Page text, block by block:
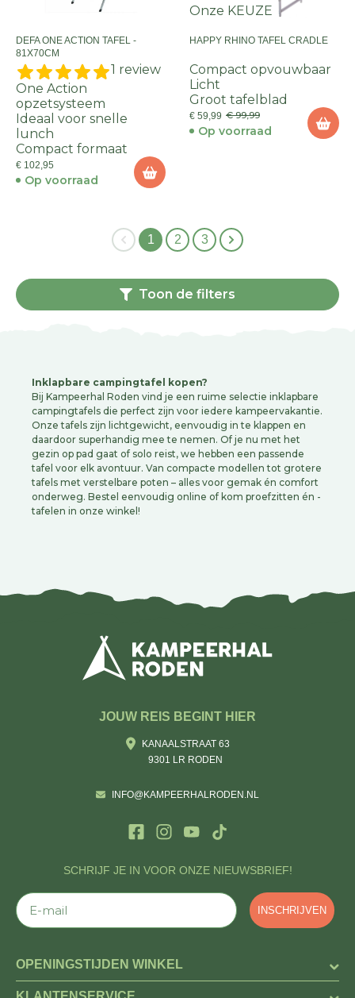
DEFA ONE ACTION TAFEL -
81X70CM
1 review
One Action
opzetsysteem
Ideaal voor snelle
lunch
Compact formaat
€ 102,95
Op voorraad
Onze KEUZE
HAPPY RHINO TAFEL CRADLE
Compact opvouwbaar
Licht
Groot tafelblad
€ 59,99 € 99,99
Op voorraad
1 2 3
Toon de filters
Inklapbare campingtafel kopen?
Bij Kampeerhal Roden vind je een ruime selectie inklapbare
campingtafels die perfect zijn voor iedere kampeervakantie.
Onze tafels zijn lichtgewicht, eenvoudig in te klappen en
daardoor superhandig mee te nemen. Of je nu met het
gezin op pad gaat of solo reist, we hebben een passende
tafel voor elk avontuur. Van compacte modellen tot grotere
tafels met verstelbare poten – alles voor gemak én comfort
onderweg. Bestel eenvoudig online of kom proefzitten én -
tafelen in onze winkel!
SCHRIJF JE IN VOOR ONZE NIEUWSBRIEF!
E-mail
INSCHRIJVEN
JOUW REIS BEGINT HIER
KANAALSTRAAT 63
9301 LR RODEN
INFO@KAMPEERHALRODEN.NL
OPENINGSTIJDEN WINKEL